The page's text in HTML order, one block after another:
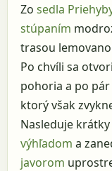
Zo sedla
stúpaním
trasou
Po chvíli sa
pohoria a po
ktorý však
Nasleduje
výhľadom a
javorom